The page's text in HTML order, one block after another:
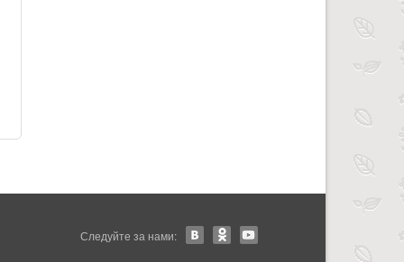
Следуйте за нами: